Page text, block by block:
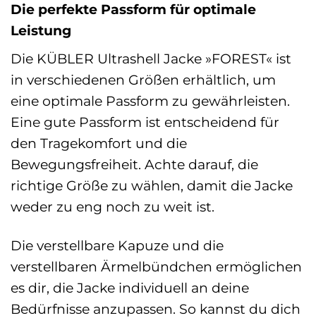
Die perfekte Passform für optimale
Leistung
Die KÜBLER Ultrashell Jacke »FOREST« ist
in verschiedenen Größen erhältlich, um
eine optimale Passform zu gewährleisten.
Eine gute Passform ist entscheidend für
den Tragekomfort und die
Bewegungsfreiheit. Achte darauf, die
richtige Größe zu wählen, damit die Jacke
weder zu eng noch zu weit ist.
Die verstellbare Kapuze und die
verstellbaren Ärmelbündchen ermöglichen
es dir, die Jacke individuell an deine
Bedürfnisse anzupassen. So kannst du dich